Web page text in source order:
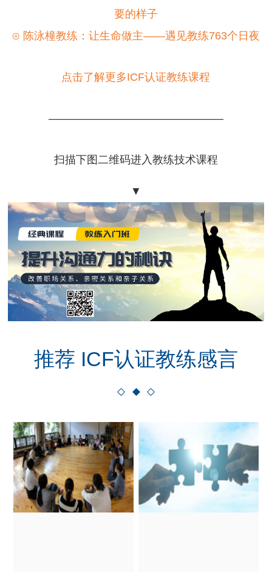
要的样子
⊙ 陈泳橦教练：让生命做主——遇见教练763个日夜
点击了解更多ICF认证教练课程
————————————————
扫描下图二维码进入教练技术课程
▼
推荐 ICF认证教练感言